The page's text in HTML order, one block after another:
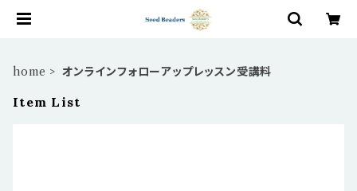
home オンラインフォローアップレッスン受講料
Item List